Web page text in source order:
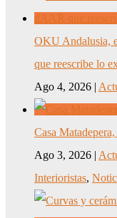
OKU Andalusia,
que reescribe lo
Ago 4, 2026 |
Casa
Ago 3, 2026 |
Interioristas,